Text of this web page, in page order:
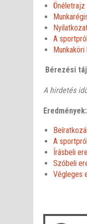
A
Munkaköri
Bérezési
A hirdetés
Eredmények:
A
Írásbeli
Szóbeli
Végleges